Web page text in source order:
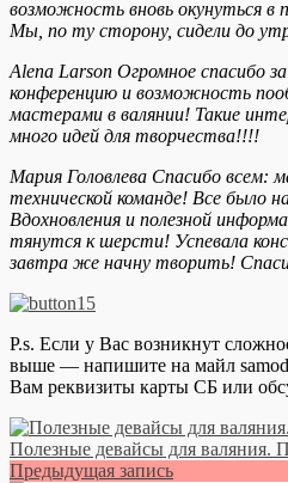
возможность вновь окунуться в
Мы, по ту сторону, сидели до
Alena Larson Огромное спасибо
конференцию и возможность
мастерами в валянии! Такие
много идей для творчества!!!!
Мария Головлева Спасибо всем:
технической команде! Все было
Вдохновления и полезной
тянутся к шерсти! Успевала
завтра же начну творить!
P.s. Если у Вас возникнут
выше — напишите на майл
Вам реквизиты карты СБ или
Полезные девайсы для валяния.
Предыдущая запись